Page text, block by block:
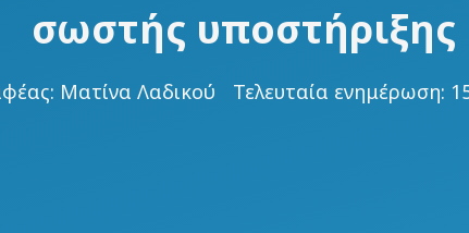
σωστής υποστήριξης
Ματίνα Λαδικού Τελευταία ενημέρωση: